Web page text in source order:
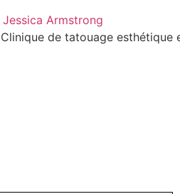
de tatouage esthétique